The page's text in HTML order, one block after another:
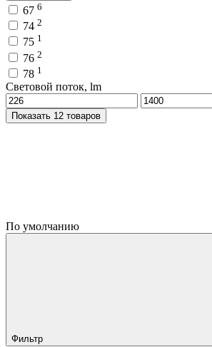
67 6
74 2
75 1
76 2
78 1
Световой поток, lm
Показать 12 товаров
По умолчанию
Фильтр